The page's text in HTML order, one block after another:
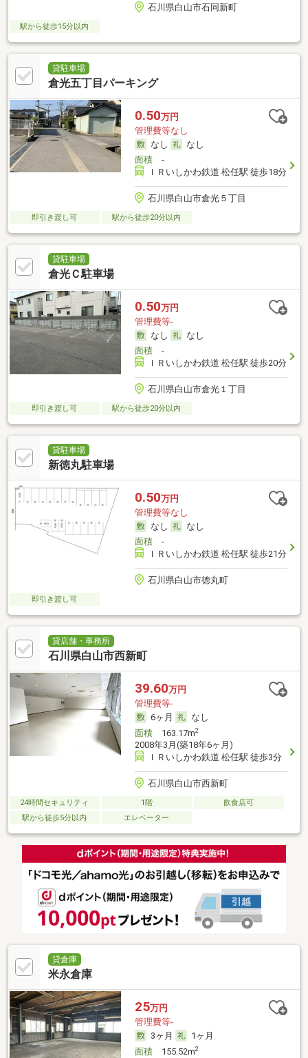
石川県白山市石同新町
駅から徒歩15分以内
貸駐車場
倉光五丁目パーキング
0.50万円
管理費等なし
なし
なし
面積-
ＩＲいしかわ鉄道 松任駅 徒歩18分
石川県白山市倉光５丁目
即引き渡し可 駅から徒歩20分以内
貸駐車場
倉光Ｃ駐車場
0.50万円
管理費等-
なし
なし
面積-
ＩＲいしかわ鉄道 松任駅 徒歩20分
石川県白山市倉光１丁目
即引き渡し可 駅から徒歩20分以内
貸駐車場
新徳丸駐車場
0.50万円
管理費等なし
なし
なし
面積-
ＩＲいしかわ鉄道 松任駅 徒歩21分
石川県白山市徳丸町
即引き渡し可
貸店舗・事務所
石川県白山市西新町
39.60万円
管理費等-
6ヶ月
なし
面積163.17m2
2008年3月(築18年6ヶ月)
ＩＲいしかわ鉄道 松任駅 徒歩3分
石川県白山市西新町
24時間セキュリティ 1階
飲食店可
駅から徒歩5分以内
エレベーター
貸倉庫
米永倉庫
25万円
管理費等-
3ヶ月
1ヶ月
面積155.52m2